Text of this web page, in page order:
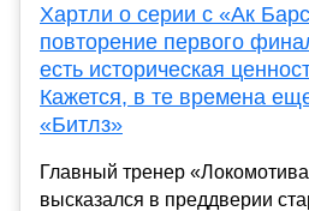
Хартли о серии с «Ак
повторение первого
есть историческая
Кажется, в те времена
«Битлз»
Главный тренер
высказался в преддверии